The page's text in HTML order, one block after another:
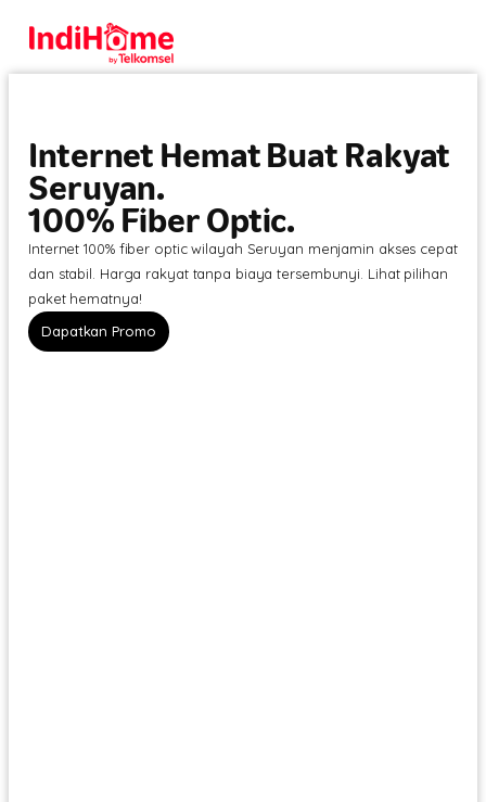
Internet Hemat Buat Rakyat
Seruyan.
100% Fiber Optic.
Internet 100% fiber optic wilayah Seruyan menjamin akses cepat
dan stabil. Harga rakyat tanpa biaya tersembunyi. Lihat pilihan
paket hematnya!
Dapatkan Promo